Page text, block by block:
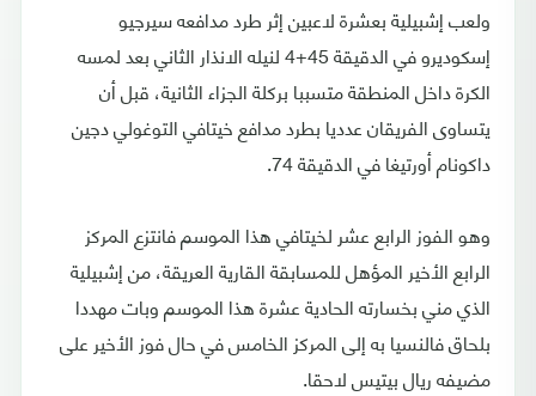
ولعب إشبيلية بعشرة لاعبين إثر طرد مدافعه سيرجيو
إسكوديرو في الدقيقة 45+4 لنيله الانذار الثاني بعد لمسه
الكرة داخل المنطقة متسببا بركلة الجزاء الثانية، قبل أن
يتساوى الفريقان عدديا بطرد مدافع خيتافي التوغولي دجين
داكونام أورتيغا في الدقيقة 74.
وهو الفوز الرابع عشر لخيتافي هذا الموسم فانتزع المركز
الرابع الأخير المؤهل للمسابقة القارية العريقة، من إشبيلية
الذي مني بخسارته الحادية عشرة هذا الموسم وبات مهددا
بلحاق فالنسيا به إلى المركز الخامس في حال فوز الأخير على
مضيفه ريال بيتيس لاحقا.